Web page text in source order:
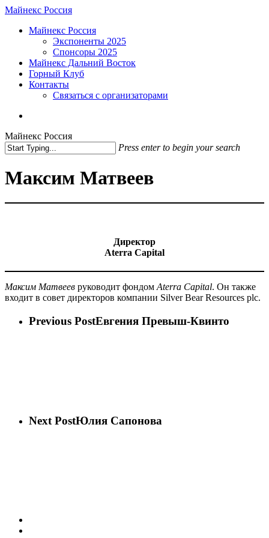
Skip
main
Майнекс Россия
Menu
Майнекс Россия
Экспоненты 2025
Спонсоры 2025
Майнекс Дальний Восток
Горный Клуб
Контакты
Связаться с организаторами
Майнекс Россия
Press enter to begin your search
Search
Максим Матвеев
Директор
Aterra Capital
Максим Матвеев руководит фондомAterra Capital. Он также
входит в совет директоров компании Silver Bear Resources plc.
Previous PostЕвгения Превыш-Квинто
Next PostЮлия Сапонова